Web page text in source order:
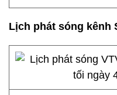
Lịch phát sóng kênh